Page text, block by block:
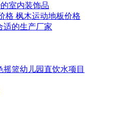
室内装饰品
格 枫木运动地板价格
适的生产厂家
篮幼儿园直饮水项目